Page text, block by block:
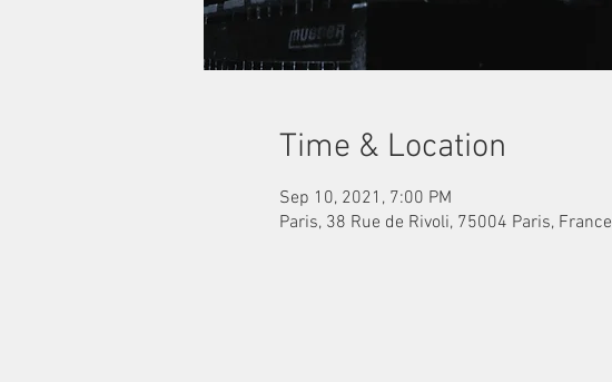
Time & Location
Sep 10, 2021, 7:00 PM
Paris, 38 Rue de Rivoli, 75004 Paris, France